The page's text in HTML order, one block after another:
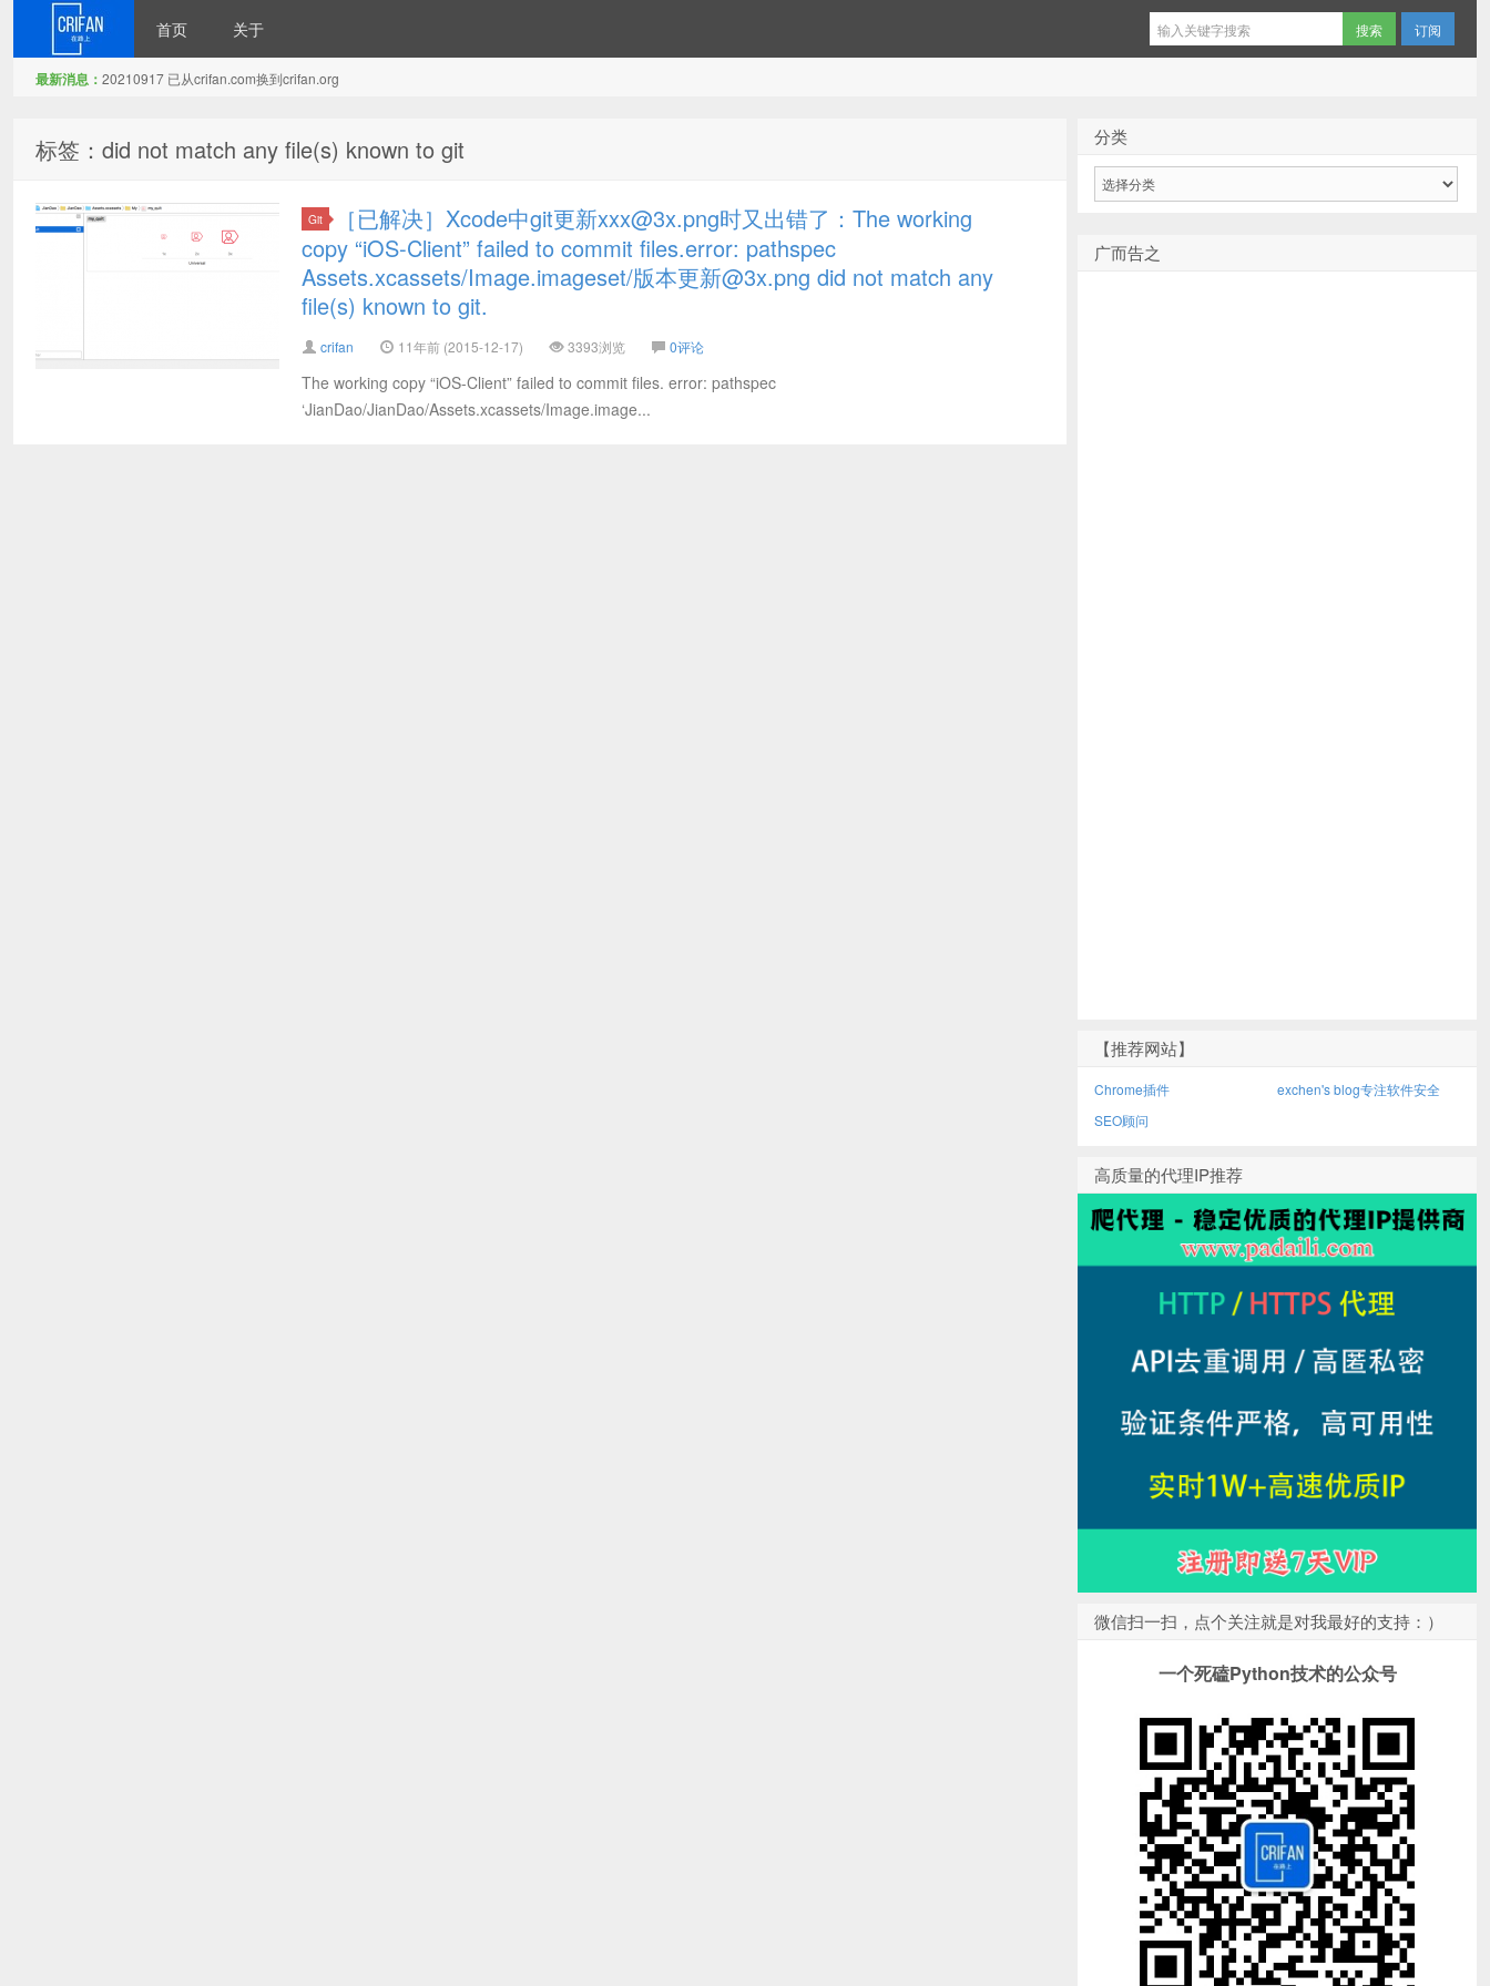
首页 关于 订阅
最新消息： 20210917 已从crifan.com换到crifan.org
标签：did not match any file(s) known to git
Git
［已解决］Xcode中git更新xxx@3x.png时又出错了：The working
copy “iOS-Client” failed to commit files.error: pathspec
Assets.xcassets/Image.imageset/版本更新@3x.png did not match any
file(s) known to git.
crifan 11年前 (2015-12-17) 3393浏览 0评论
The working copy “iOS-Client” failed to commit files. error: pathspec
‘JianDao/JianDao/Assets.xcassets/Image.image...
分类
广而告之
【推荐网站】
Chrome插件
exchen's blog专注软件安全
SEO顾问
高质量的代理IP推荐
微信扫一扫，点个关注就是对我最好的支持：）
一个死磕Python技术的公众号